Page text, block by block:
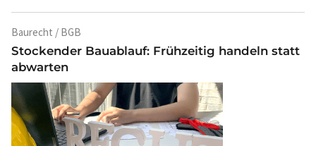
Baurecht / BGB
Stockender Bauablauf: Frühzeitig handeln statt
abwarten